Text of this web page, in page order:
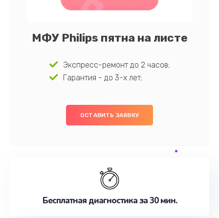
МФУ Philips пятна на листе
Экспресс-ремонт до 2 часов;
Гарантия - до 3-х лет;
ОСТАВИТЬ ЗАЯВКУ
Бесплатная диагностика за 30 мин.